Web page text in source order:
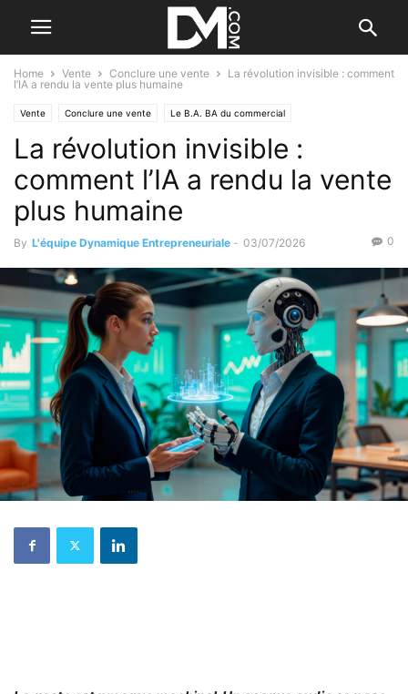
Home Vente Conclure une vente
La révolution invisible : comment
l’IA a rendu la vente plus humaine
Vente Conclure une vente Le B.A. BA du commercial
Les débuts de la vente Les outils commerciaux
La révolution invisible :
comment l’IA a rendu la vente
plus humaine
By L'équipe Dynamique Entrepreneuriale - 03/07/2026 0